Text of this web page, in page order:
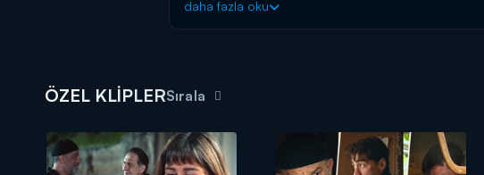
daha fazla oku
ÖZEL KLİPLERSırala